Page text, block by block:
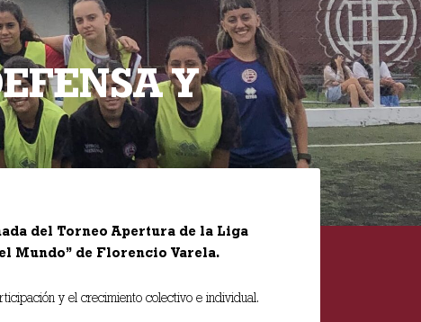
Y
del Torneo Apertura de la Liga
Mundo” de Florencio Varela.
y el crecimiento colectivo e individual.